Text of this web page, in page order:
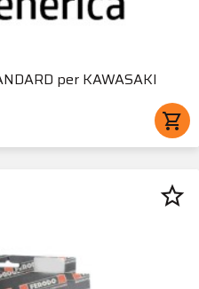
per KAWASAKI
shopping_cart
star_border